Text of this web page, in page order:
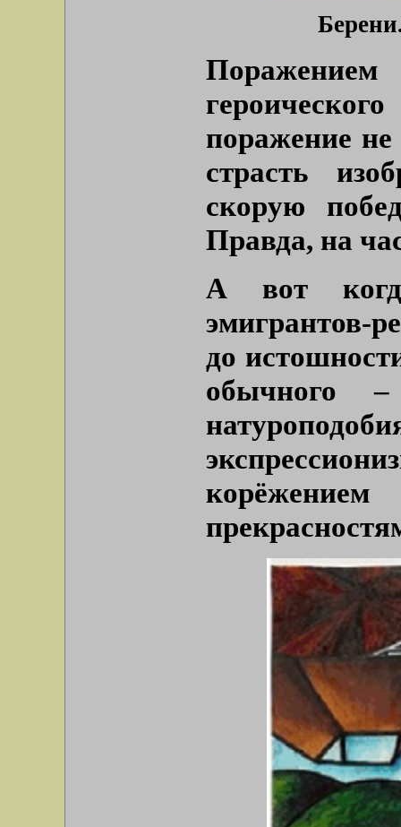
поражение не
страсть
скорую
Правда, на
А вот
эмигрантов-
до
обычного